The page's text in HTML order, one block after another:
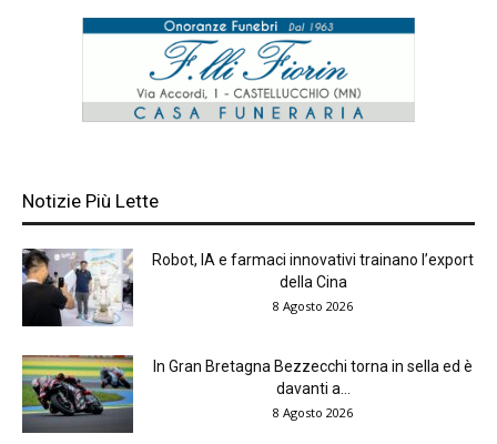
Notizie Più Lette
Robot, IA e farmaci innovativi trainano l’export
della Cina
8 Agosto 2026
In Gran Bretagna Bezzecchi torna in sella ed è
davanti a...
8 Agosto 2026